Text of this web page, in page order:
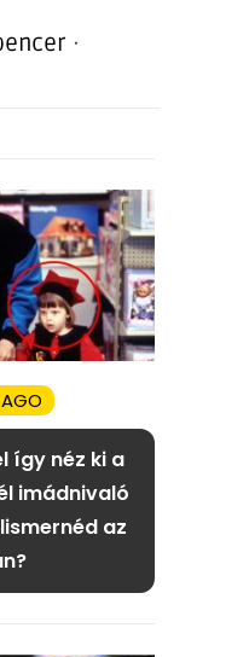
·
így néz ki a
imádnivaló
az